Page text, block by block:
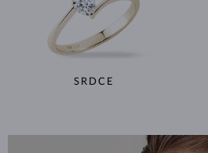
SRDCE